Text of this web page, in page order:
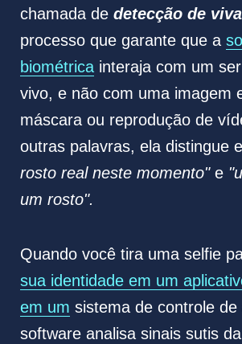
chamada de detecção de
processo que garante que a
biométricainteraja com um
vivo, e não com uma imagem
máscara ou reprodução de
outras palavras, ela distingue
rosto real neste momento"e
um rosto".
Quando você tira uma selfie
sua identidade em um
em um sistema de controle de
software analisa sinais sutis